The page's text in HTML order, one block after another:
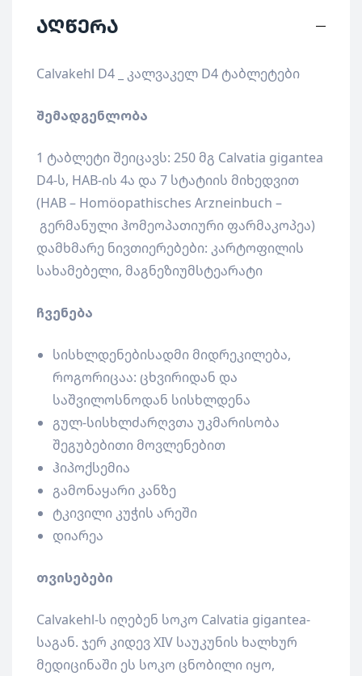
აღწერა
Calvakehl D4 _ კალვაკელ D4 ტაბლეტები
შემადგენლობა
1 ტაბლეტი შეიცავს: 250 მგ Calvatia gigantea
D4-ს, HAB-ის 4ა და 7 სტატიის მიხედვით
(HAB – Homöopathisches Arzneinbuch –
გერმანული ჰომეოპათიური ფარმაკოპეა)
დამხმარე ნივთიერებები: კარტოფილის
სახამებელი, მაგნეზიუმსტეარატი
ჩვენება
სისხლდენებისადმი მიდრეკილება,
როგორიცაა: ცხვირიდან და
საშვილოსნოდან სისხლდენა
გულ-სისხლძარღვთა უკმარისობა
შეგუბებითი მოვლენებით
ჰიპოქსემია
გამონაყარი კანზე
ტკივილი კუჭის არეში
დიარეა
თვისებები
Calvakehl-ს იღებენ სოკო Calvatia gigantea-
საგან. ჯერ კიდევ XIV საუკუნის ხალხურ
მედიცინაში ეს სოკო ცნობილი იყო,